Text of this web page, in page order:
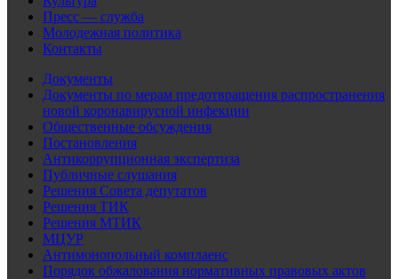
Пресс — служба
Молодежная политика
Контакты
Документы
Документы по мерам предотвращения распространения
новой коронавирусной инфекции
Общественные обсуждения
Постановления
Антикоррупционная экспертиза
Публичные слушания
Решения Совета депутатов
Решения ТИК
Решения МТИК
МЦУР
Антимонопольный комплаенс
Порядок обжалования нормативных правовых актов